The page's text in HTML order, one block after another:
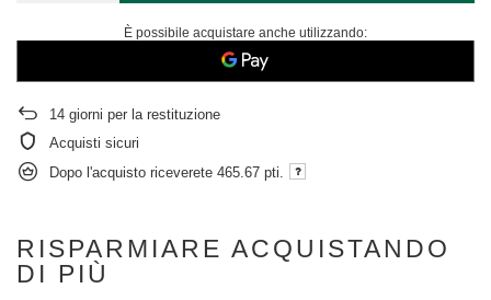
È possibile acquistare anche utilizzando:
14 giorni per la restituzione
Acquisti sicuri
Dopo l'acquisto riceverete 465.67 pti.
RISPARMIARE ACQUISTANDO
DI PIÙ